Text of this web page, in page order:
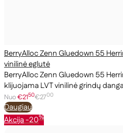
BerryAlloc Zenn Gluedown 55
vinilinė eglutė
BerryAlloc Zenn Gluedown 55
klijuojama LVT vinilinė grindų
Nuo€2150€2700
Daugiau
Akcija-20%